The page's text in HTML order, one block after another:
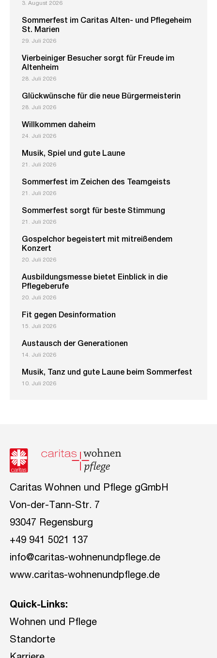
3. August 2026
Sommerfest im Caritas Alten- und Pflegeheim
St. Marien
29. Juli 2026
Vierbeiniger Besucher sorgt für Freude im
Altenheim
28. Juli 2026
Glückwünsche für die neue Bürgermeisterin
28. Juli 2026
Willkommen daheim
24. Juli 2026
Musik, Spiel und gute Laune
21. Juli 2026
Sommerfest im Zeichen des Teamgeists
21. Juli 2026
Sommerfest sorgt für beste Stimmung
21. Juli 2026
Gospelchor begeistert mit mitreißendem
Konzert
20. Juli 2026
Ausbildungsmesse bietet Einblick in die
Pflegeberufe
20. Juli 2026
Fit gegen Desinformation
15. Juli 2026
Austausch der Generationen
14. Juli 2026
Musik, Tanz und gute Laune beim Sommerfest
10. Juli 2026
Caritas Wohnen und Pflege gGmbH
Von-der-Tann-Str. 7
93047 Regensburg
+49 941 5021 137
info@caritas-wohnenundpflege.de
www.caritas-wohnenundpflege.de
Quick-Links:
Wohnen und Pflege
Standorte